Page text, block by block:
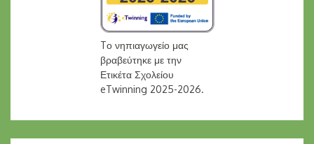
Tο νηπιαγωγείο μας
βραβεύτηκε με την
Ετικέτα Σχολείου
eTwinning 2025-2026.